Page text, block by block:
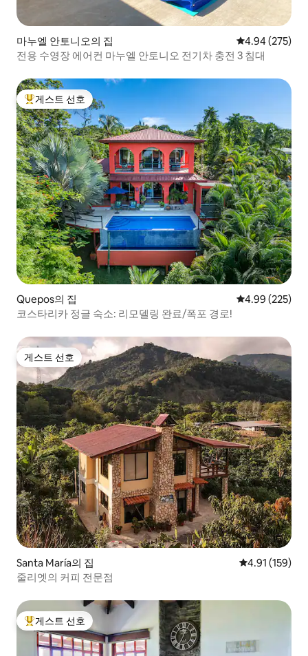
마누엘 안토니오의 집 평점 4.94점(5
4.94 (275)
전용 수영장 에어컨 마누엘 안토니오 전기차 충전 3 침대
상위 게스트 선호
게스트 선호
Quepos의 집 평점 4.99점(5
4.99 (225)
코스타리카 정글 숙소: 리모델링 완료/폭포 경로!
게스트 선호
게스트 선호
Santa María의 집 평점 4.91점(5
4.91 (159)
줄리엣의 커피 전문점
상위 게스트 선호
게스트 선호